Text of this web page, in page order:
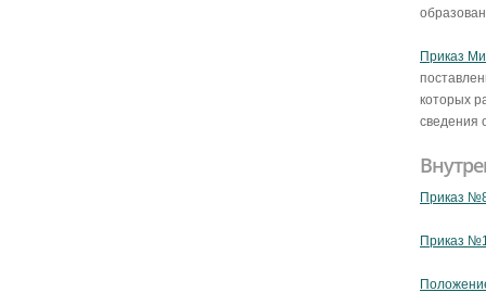
Приказ
которых
сведения
Приказ
Приказ